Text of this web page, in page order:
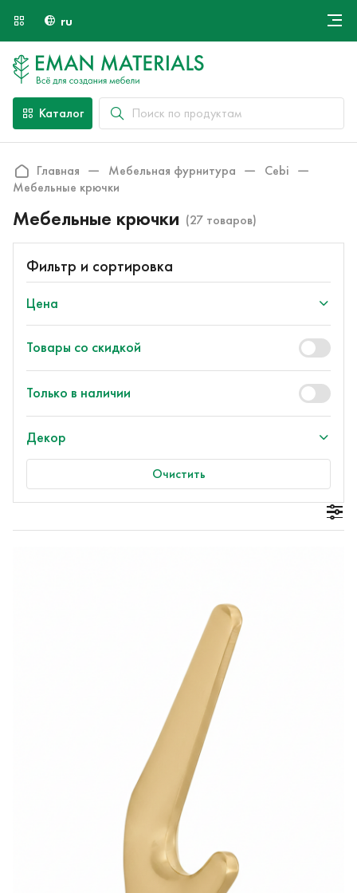
ru
Оплата и доставка
Контакты
Каталог
Главная Мебельная фурнитура
Cebi
Мебельные крючки
Мебельные крючки (27 товаров)
Фильтр и сортировка
Цена
Товары со скидкой
Только в наличии
Декор
Очистить